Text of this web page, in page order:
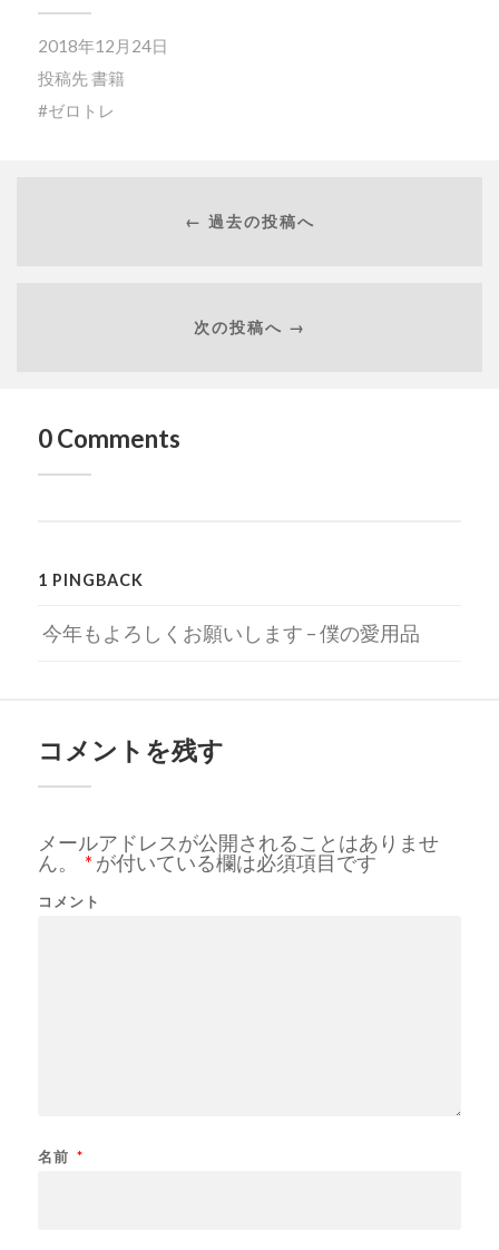
2018年12月24日
投稿先 書籍
ゼロトレ
← 過去の投稿へ
次の投稿へ →
0 Comments
1 PINGBACK
今年もよろしくお願いします – 僕の愛用品
コメントを残す
メールアドレスが公開されることはありませ
ん。
* が付いている欄は必須項目です
コメント
名前 *